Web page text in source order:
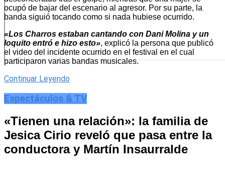
ocupó de bajar del escenario al agresor. Por su parte, la
banda siguió tocando como si nada hubiese ocurrido.
«Los Charros estaban cantando con Dani Molina y un
loquito entró e hizo esto», explicó la persona que publicó
el video del incidente ocurrido en el festival en el cual
participaron varias bandas musicales.
Continuar Leyendo
Espectáculos & TV
«Tienen una relación»: la familia de
Jesica Cirio reveló que pasa entre la
conductora y Martín Insaurralde